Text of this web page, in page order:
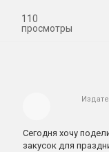
110
просмотры
Сегодня хочу
закусок для